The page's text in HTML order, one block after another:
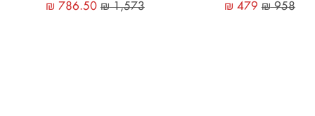
₪958
₪ 479
₪1,573
₪ 786.50